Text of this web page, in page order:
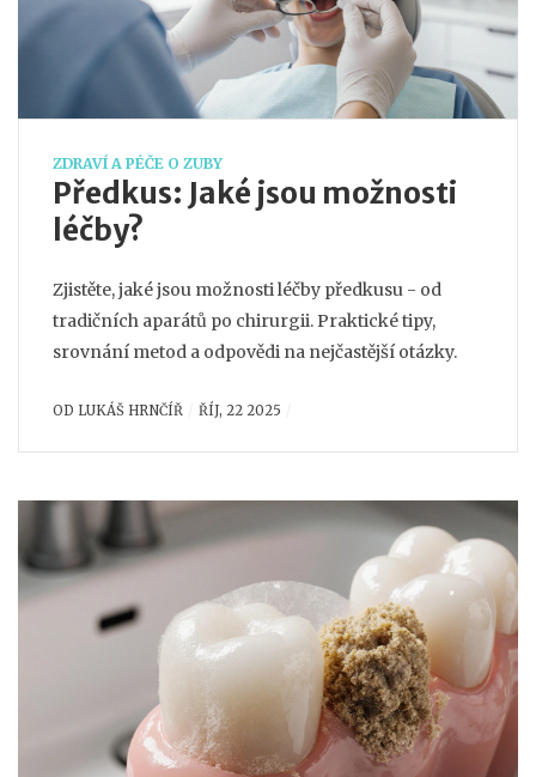
ZDRAVÍ A PÉČE O ZUBY
Předkus: Jaké jsou možnosti
léčby?
Zjistěte, jaké jsou možnosti léčby předkusu - od
tradičních aparátů po chirurgii. Praktické tipy,
srovnání metod a odpovědi na nejčastější otázky.
OD LUKÁŠ HRNČÍŘ ŘÍJ, 22 2025